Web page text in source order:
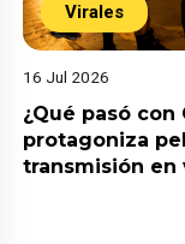
Virales
16 Jul 2026
¿Qué pasó con
protagoniza
transmisión en